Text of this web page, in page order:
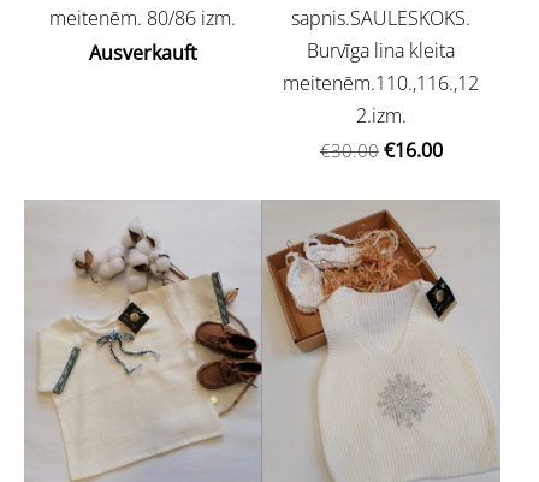
meitenēm. 80/86 izm.
Ausverkauft
sapnis.SAULESKOKS.
Burvīga lina kleita
meitenēm.110.,116.,12
2.izm.
€30.00 €16.00